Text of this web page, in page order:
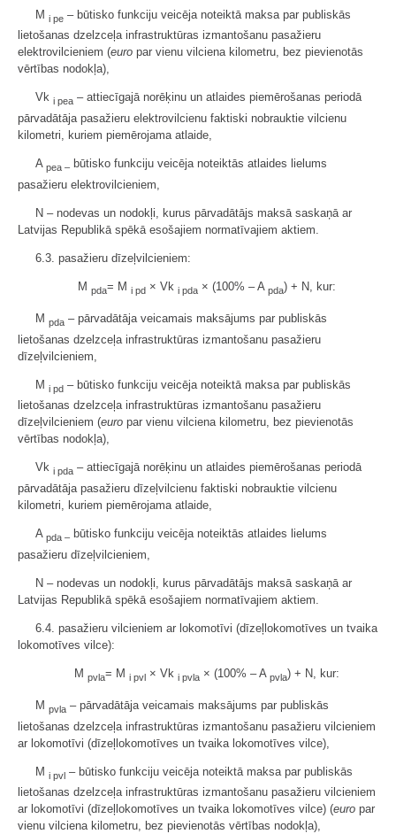
M i pe – būtisko funkciju veicēja noteiktā maksa par publiskās
lietošanas dzelzceļa infrastruktūras izmantošanu pasažieru
elektrovilcieniem (euro par vienu vilciena kilometru, bez pievienotās
vērtības nodokļa),
Vk i pea – attiecīgajā norēķinu un atlaides piemērošanas periodā
pārvadātāja pasažieru elektrovilcienu faktiski nobrauktie vilcienu
kilometri, kuriem piemērojama atlaide,
A pea – būtisko funkciju veicēja noteiktās atlaides lielums
pasažieru elektrovilcieniem,
N – nodevas un nodokļi, kurus pārvadātājs maksā saskaņā ar
Latvijas Republikā spēkā esošajiem normatīvajiem aktiem.
6.3. pasažieru dīzeļvilcieniem:
M pda= M i pd × Vk i pda × (100% – A pda) + N, kur:
M pda – pārvadātāja veicamais maksājums par publiskās
lietošanas dzelzceļa infrastruktūras izmantošanu pasažieru
dīzeļvilcieniem,
M i pd – būtisko funkciju veicēja noteiktā maksa par publiskās
lietošanas dzelzceļa infrastruktūras izmantošanu pasažieru
dīzeļvilcieniem (euro par vienu vilciena kilometru, bez pievienotās
vērtības nodokļa),
Vk i pda – attiecīgajā norēķinu un atlaides piemērošanas periodā
pārvadātāja pasažieru dīzeļvilcienu faktiski nobrauktie vilcienu
kilometri, kuriem piemērojama atlaide,
A pda – būtisko funkciju veicēja noteiktās atlaides lielums
pasažieru dīzeļvilcieniem,
N – nodevas un nodokļi, kurus pārvadātājs maksā saskaņā ar
Latvijas Republikā spēkā esošajiem normatīvajiem aktiem.
6.4. pasažieru vilcieniem ar lokomotīvi (dīzeļlokomotīves un tvaika
lokomotīves vilce):
M pvla= M i pvl × Vk i pvla × (100% – A pvla) + N, kur:
M pvla – pārvadātāja veicamais maksājums par publiskās
lietošanas dzelzceļa infrastruktūras izmantošanu pasažieru vilcieniem
ar lokomotīvi (dīzeļlokomotīves un tvaika lokomotīves vilce),
M i pvl – būtisko funkciju veicēja noteiktā maksa par publiskās
lietošanas dzelzceļa infrastruktūras izmantošanu pasažieru vilcieniem
ar lokomotīvi (dīzeļlokomotīves un tvaika lokomotīves vilce) (euro par
vienu vilciena kilometru, bez pievienotās vērtības nodokļa),